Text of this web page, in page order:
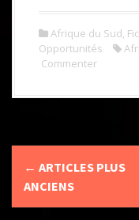
r Afrique du Sud,
Opportunités
Commenter
N
a
← ARTICLES PLUS
ANCIENS